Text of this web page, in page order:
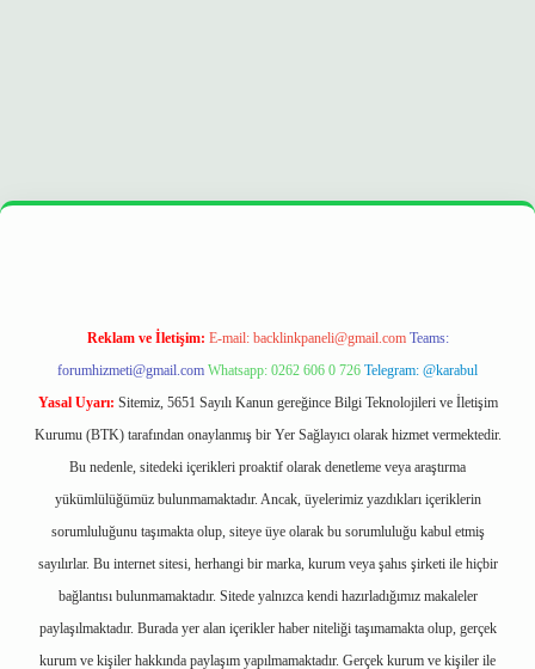
betexperhttps://betexpergir.net/
Reklam ve İletişim: E-mail: backlinkpaneli@gmail.com Teams:
forumhizmeti@gmail.com Whatsapp: 0262 606 0 726 Telegram: @karabul
Yasal Uyarı: Sitemiz, 5651 Sayılı Kanun gereğince Bilgi Teknolojileri ve İletişim
Kurumu (BTK) tarafından onaylanmış bir Yer Sağlayıcı olarak hizmet vermektedir.
Bu nedenle, sitedeki içerikleri proaktif olarak denetleme veya araştırma
yükümlülüğümüz bulunmamaktadır. Ancak, üyelerimiz yazdıkları içeriklerin
sorumluluğunu taşımakta olup, siteye üye olarak bu sorumluluğu kabul etmiş
sayılırlar. Bu internet sitesi, herhangi bir marka, kurum veya şahıs şirketi ile hiçbir
bağlantısı bulunmamaktadır. Sitede yalnızca kendi hazırladığımız makaleler
paylaşılmaktadır. Burada yer alan içerikler haber niteliği taşımamakta olup, gerçek
kurum ve kişiler hakkında paylaşım yapılmamaktadır. Gerçek kurum ve kişiler ile